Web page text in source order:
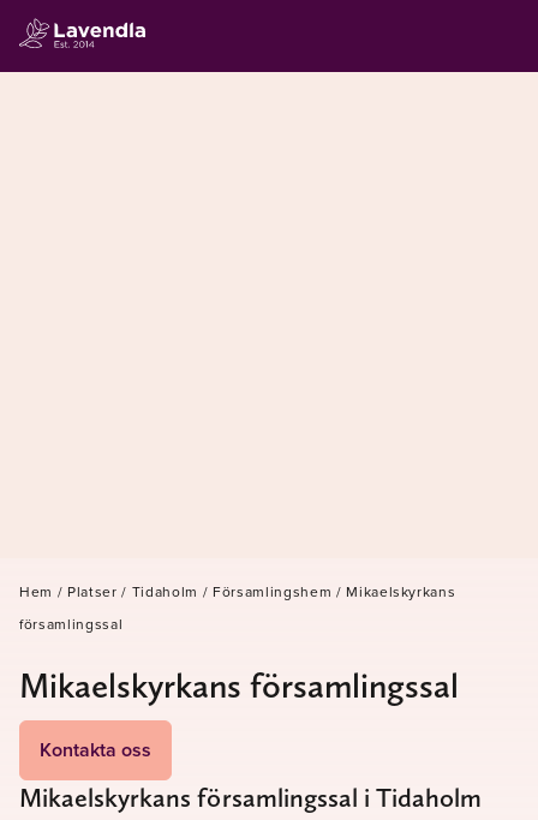
Hem / Platser / Tidaholm / Församlingshem / Mikaelskyrkans
församlingssal
Mikaelskyrkans församlingssal
Kontakta oss
Mikaelskyrkans församlingssal i Tidaholm